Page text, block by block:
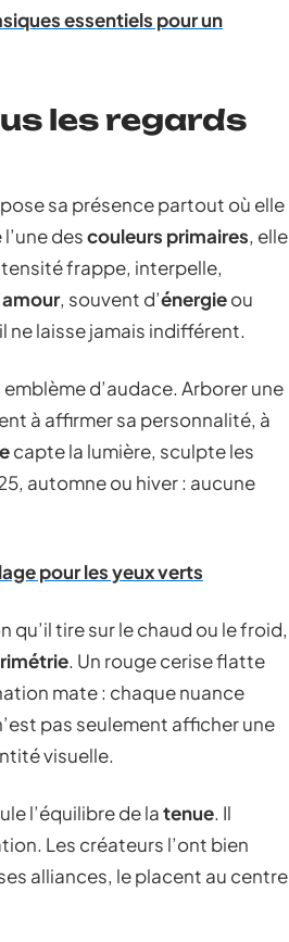
essentiels pour un
les regards
sa présence partout où elle
descouleurs primaires, elle
frappe, interpelle,
amour, souvent d’énergieou
ne laisse jamais indifférent.
d’audace. Arborer une
à affirmer sa personnalité, à
capte la lumière, sculpte les
automne ou hiver : aucune
pour les yeux verts
qu’il tire sur le chaud ou le froid,
. Un rouge cerise flatte
mate : chaque nuance
pas seulement afficher une
visuelle.
l’équilibre de latenue. Il
Les créateurs l’ont bien
alliances, le placent au centre